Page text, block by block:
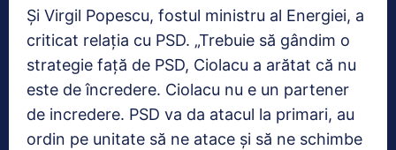
Și Virgil Popescu, fostul ministru al Energiei, a
criticat relația cu PSD. „Trebuie să gândim o
strategie față de PSD, Ciolacu a arătat că nu
este de încredere. Ciolacu nu e un partener
de incredere. PSD va da atacul la primari, au
ordin pe unitate să ne atace și să ne schimbe